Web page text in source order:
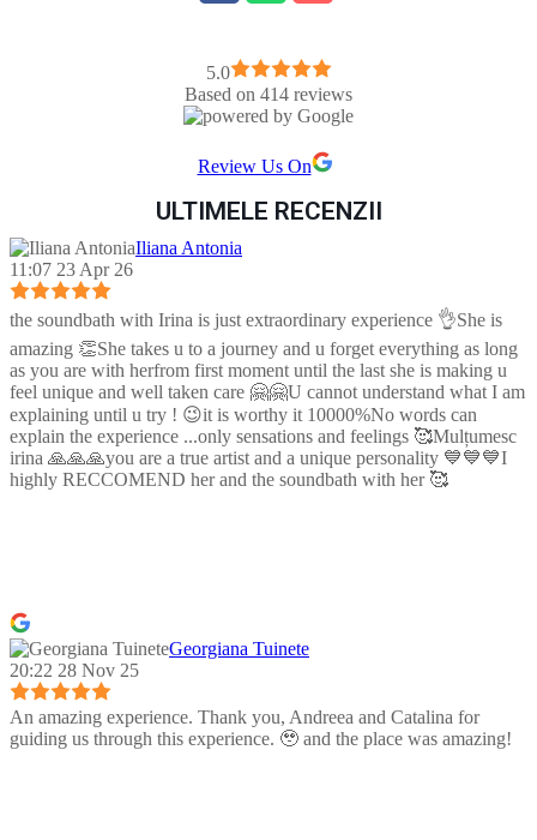
5.0
Based on 414 reviews
Review Us On
ULTIMELE RECENZII
Iliana Antonia
11:07 23 Apr 26
the soundbath with Irina is just extraordinary experience 👌She is
amazing 👏She takes u to a journey and u forget everything as long
as you are with herfrom first moment until the last she is making u
feel unique and well taken care 🤗🤗U cannot understand what I am
explaining until u try ! 😉it is worthy it 10000%No words can
explain the experience ...only sensations and feelings 🥰Mulțumesc
irina 🙏🙏🙏you are a true artist and a unique personality 💙💙💙I
highly RECCOMEND her and the soundbath with her 🥰
Georgiana Tuinete
20:22 28 Nov 25
An amazing experience. Thank you, Andreea and Catalina for
guiding us through this experience. 🥹 and the place was amazing!